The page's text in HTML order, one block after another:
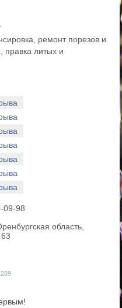
ремонт порезов и
правка литых и
09-98
область,